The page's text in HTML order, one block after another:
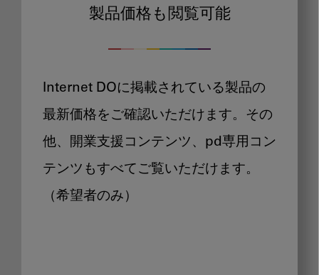
製品価格も閲覧可能
Internet DOに掲載されている製品の
最新価格をご確認いただけます。その
他、開業支援コンテンツ、pd専用コン
テンツもすべてご覧いただけます。
（希望者のみ）